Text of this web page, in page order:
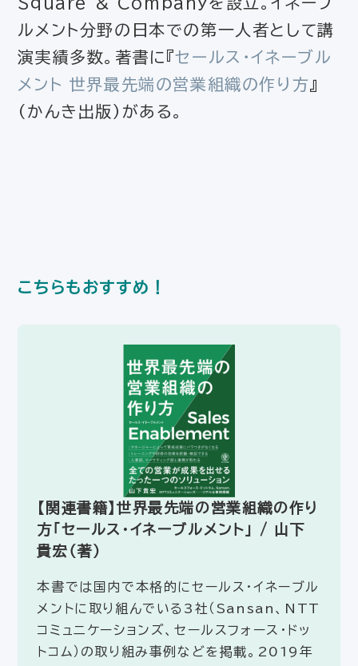
ルメント分野の日本での第一人者として講
演実績多数。著書に『セールス・イネーブル
メント 世界最先端の営業組織の作り方 』
（かんき出版）がある。
こちらもおすすめ！
【関連書籍】世界最先端の営業組織の作り
方「セールス・イネーブルメント」 / 山下
貴宏（著）
本書では国内で本格的にセールス・イネーブル
メントに取り組んでいる3社（Sansan、NTT
コミュニケーションズ、セールスフォース・ドッ
トコム）の取り組み事例などを掲載。2019年